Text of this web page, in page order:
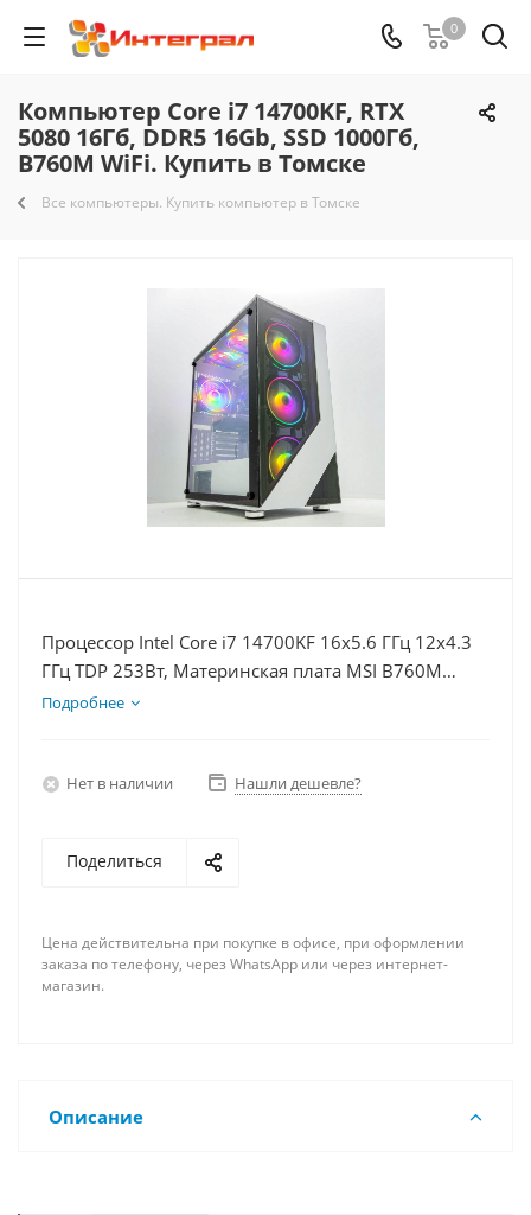
0
Компьютер Core i7 14700KF, RTX
5080 16Гб, DDR5 16Gb, SSD 1000Гб,
B760M WiFi. Купить в Томске
Все компьютеры. Купить компьютер в Томске
Процессор Intel Core i7 14700KF 16x5.6 ГГц 12x4.3
ГГц TDP 253Вт, Материнская плата MSI B760M
BOMBER WIFI D5, Видеокарта RTX 5080 16Гб,
Подробнее
Нет в наличии Нашли дешевле?
Поделиться
Цена действительна при покупке в офисе, при оформлении
заказа по телефону, через WhatsApp или через интернет-
магазин.
Описание